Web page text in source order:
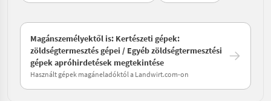
Magánszemélyektől is: Kertészeti gépek:
zöldségtermesztés gépei / Egyéb zöldségtermesztési
gépek apróhirdetések megtekintése
Használt gépek magáneladóktól a Landwirt.com-on